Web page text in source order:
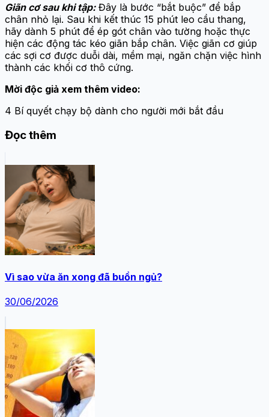
Giãn cơ sau khi tập:Đây là bước “bắt buộc” để bắp
chân nhỏ lại. Sau khi kết thúc 15 phút leo cầu thang,
hãy dành 5 phút để ép gót chân vào tường hoặc thực
hiện các động tác kéo giãn bắp chân. Việc giãn cơ giúp
các sợi cơ được duỗi dài, mềm mại, ngăn chặn việc hình
thành các khối cơ thô cứng.
Mời độc giả xem thêm video:
4 Bí quyết chạy bộ dành cho người mới bắt đầu
Đọc thêm
Vì sao vừa ăn xong đã buồn ngủ?
30/06/2026